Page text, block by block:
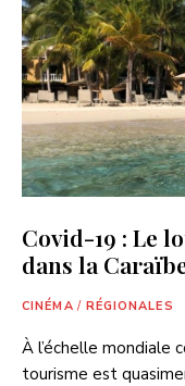
Covid-19 : Le
dans la
CINÉMA / RÉGIONALES
À l’échelle mondiale
tourisme est